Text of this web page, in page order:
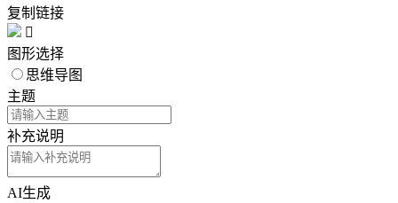
复制链接

图形选择
思维导图
主题
补充说明
AI生成